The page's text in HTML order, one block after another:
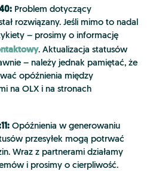
Problem dotyczący
rozwiązany. Jeśli mimo to nadal
– prosimy o informację
. Aktualizacja statusów
– należy jednak pamiętać, że
opóźnienia między
na OLX i na stronach
Opóźnienia w generowaniu
przesyłek mogą potrwać
Wraz z partnerami działamy
i prosimy o cierpliwość.